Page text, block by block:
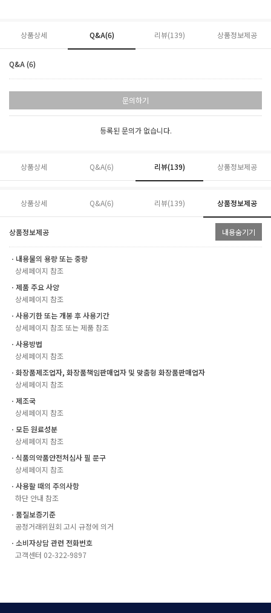
상품상세 Q&A(6) 리뷰(139) 상품정보제공
Q&A (6)
문의하기
등록된 문의가 없습니다.
상품상세 Q&A(6) 리뷰(139) 상품정보제공
상품상세 Q&A(6) 리뷰(139) 상품정보제공
상품정보제공 내용숨기기
ㆍ내용물의 용량 또는 중량
상세페이지 참조
ㆍ제품 주요 사양
상세페이지 참조
ㆍ사용기한 또는 개봉 후 사용기간
상세페이지 참조 또는 제품 참조
ㆍ사용방법
상세페이지 참조
ㆍ화장품제조업자, 화장품책임판매업자 및 맞춤형 화장품판매업자
상세페이지 참조
ㆍ제조국
상세페이지 참조
ㆍ모든 원료성분
상세페이지 참조
ㆍ식품의약품안전처심사 필 문구
상세페이지 참조
ㆍ사용할 때의 주의사항
하단 안내 참조
ㆍ품질보증기준
공정거래위원회 고시 규정에 의거
ㆍ소비자상담 관련 전화번호
고객센터 02-322-9897